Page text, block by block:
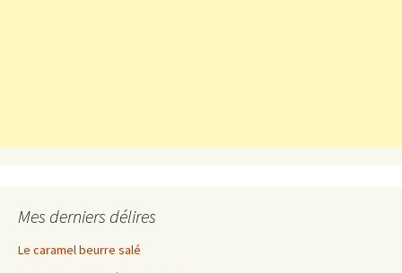
Mes derniers délires
Le caramel beurre salé